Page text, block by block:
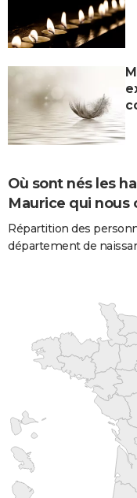
Où sont nés les
Maurice qui nous
Répartition des
département de